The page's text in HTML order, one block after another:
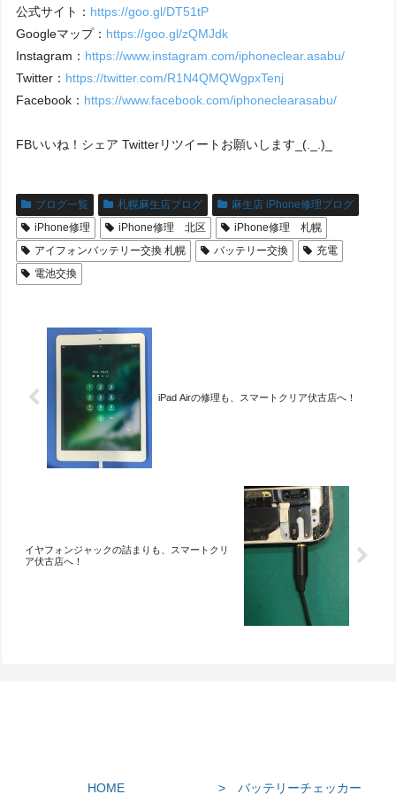
公式サイト： https://goo.gl/DT51tP
Googleマップ： https://goo.gl/zQMJdk
Instagram： https://www.instagram.com/iphoneclear.asabu/
Twitter： https://twitter.com/R1N4QMQWgpxTenj
Facebook： https://www.facebook.com/iphoneclearasabu/
FBいいね！シェア Twitterリツイートお願いします_(._.)_
ブログ一覧 札幌麻生店ブログ
麻生店 iPhone修理ブログ
iPhone修理
iPhone修理 北区
iPhone修理 札幌
アイフォンバッテリー交換 札幌
バッテリー交換
充電
電池交換
iPad Airの修理も、スマートクリア伏古店へ！
イヤフォンジャックの詰まりも、スマートクリ
ア伏古店へ！
HOME > バッテリーチェッカー